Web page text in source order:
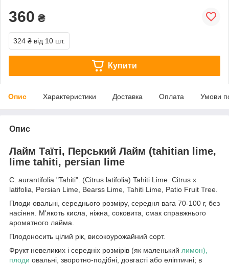
360 ₴
324 ₴ від 10 шт.
Купити
Опис Характеристики Доставка Оплата Умови
Опис
Лайм Таїті, Перський Лайм (tahitian lime,
lime tahiti, persian lime
C. aurantifolia "Tahiti". (Citrus latifolia) Tahiti Lime. Citrus x
latifolia, Persian Lime, Bearss Lime, Tahiti Lime, Patio Fruit Tree.
Плоди овальні, середнього розміру, середня вага 70-100 г, без
насіння. М'якоть кисла, ніжна, соковита, смак справжнього
ароматного лайма.
Плодоносить цілий рік, високоурожайний сорт.
Фрукт невеликих і середніх розмірів (як маленький лимон),
плоди овальні, зворотно-подібні, довгасті або еліптичні; в